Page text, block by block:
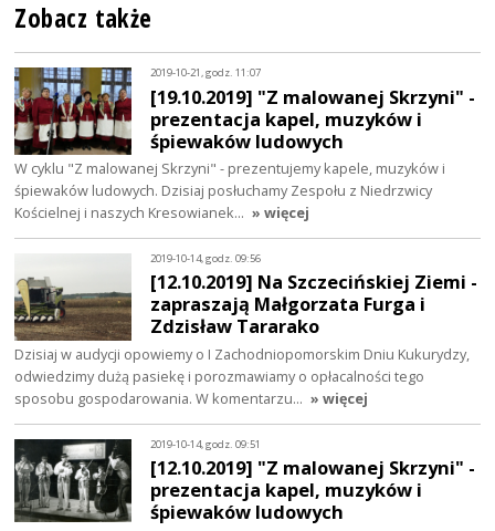
Zobacz także
2019-10-21, godz. 11:07
[19.10.2019] "Z malowanej Skrzyni" -
prezentacja kapel, muzyków i
śpiewaków ludowych
W cyklu "Z malowanej Skrzyni" - prezentujemy kapele, muzyków i
śpiewaków ludowych. Dzisiaj posłuchamy Zespołu z Niedrzwicy
Kościelnej i naszych Kresowianek… » więcej
2019-10-14, godz. 09:56
[12.10.2019] Na Szczecińskiej Ziemi -
zapraszają Małgorzata Furga i
Zdzisław Tararako
Dzisiaj w audycji opowiemy o I Zachodniopomorskim Dniu Kukurydzy,
odwiedzimy dużą pasiekę i porozmawiamy o opłacalności tego
sposobu gospodarowania. W komentarzu… » więcej
2019-10-14, godz. 09:51
[12.10.2019] "Z malowanej Skrzyni" -
prezentacja kapel, muzyków i
śpiewaków ludowych